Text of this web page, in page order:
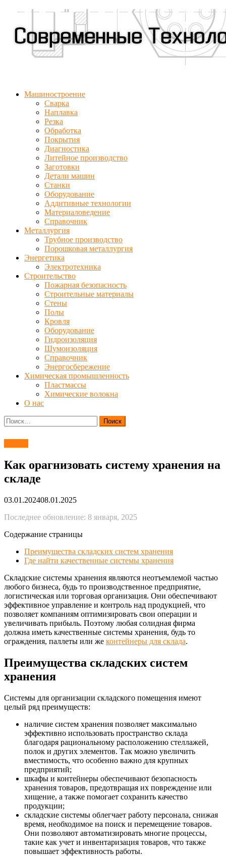
Машиностроение
Сварка
Наплавка
Резка
Обработка
Покрытия
Диагностика
Литейное производство
Заготовки
Детали машин
Станки
Оборудование
Аддитивные технологии
Материаловедение
Справочник
Металлургия
Трубное производство
Порошковая металлургия
Энергетика
Электротехника
Строительство
Пожарная безопасность
Строительные материалы
Стены
Полы
Кровля
Оборудование
Гидроизоляция
Шумоизоляция
Справочник
Энергосбережение
Химическая промышленность
Пластмассы
Химические волокна
О нас
Найти:
Как орагнизовать систему хранения на
складе
03.01.202408.01.2025
Последнее обновление: 8 января, 2025
Содержание страницы
Преимущества складских систем хранения
Где найти качественные системы хранения
Складские системы хранения являются неотъемлемой частью
любого бизнеса, будь то производственное предприятие,
логистическая или торговая организация. Они обеспечивают
эффективное управление и контроль над продукцией, что
позволяет компаниям оптимизировать свои операции и
увеличивать прибыль. Поэтому любая солидная фирма
должна иметь качественные системы хранения, будь то
ограждения, паллеты или же контейнеры для склада.
Преимущества складских систем
хранения
Системы для организации складского помещения имеют
целый ряд преимуществ:
наличие систем хранения позволяет максимально
эффективно использовать пространство склада
благодаря рациональному расположению стеллажей,
полок и других элементов. Так можно увеличить
вместимость, что особенно важно для крупных
предприятий;
шкафы и контейнеры обеспечивают безопасность
хранения товаров, предотвращая их повреждение или
хищение, а также помогает сохранить качество
продукции;
складские системы облегчает работу персонала, снижая
время, необходимое на поиск и перемещение товаров.
Они позволяют автоматизировать многие процессы,
такие как учет и инвентаризация товаров, что также
повышает эффективность работы.